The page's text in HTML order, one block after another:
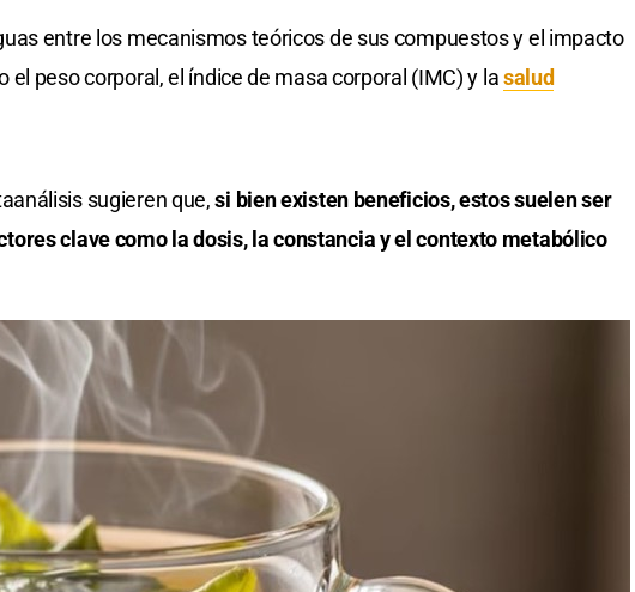
entre los mecanismos teóricos de sus compuestos y el impacto
el peso corporal, el índice de masa corporal (IMC) y lasalud
sugieren que,si bien existen beneficios, estos suelen ser
clave como la dosis, la constancia y el contexto metabólico